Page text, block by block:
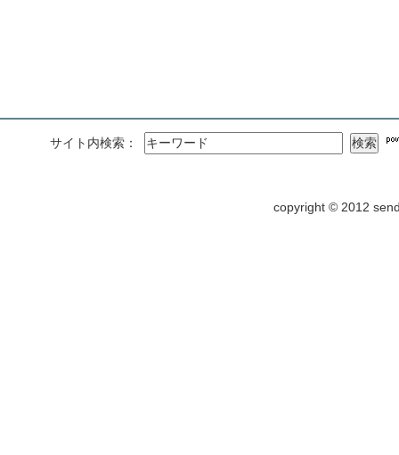
サイト内検索：
copyright © 2012